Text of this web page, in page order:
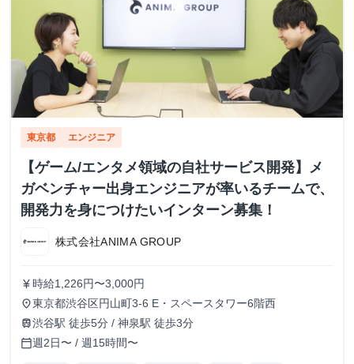
東京都 エンジニア
【ゲーム/エンタメ領域の自社サービス開発】メ
ガベンチャー出身エンジニアが率いるチームで、
開発力を身につけたいインターン募集！
株式会社ANIMA GROUP
currency_yen 時給1,226円〜3,000円
place東京都渋谷区円山町3-6 E・スペースタワー6階西
train渋谷駅 徒歩5分 / 神泉駅 徒歩3分
calendar_today週2日〜 / 週15時間〜